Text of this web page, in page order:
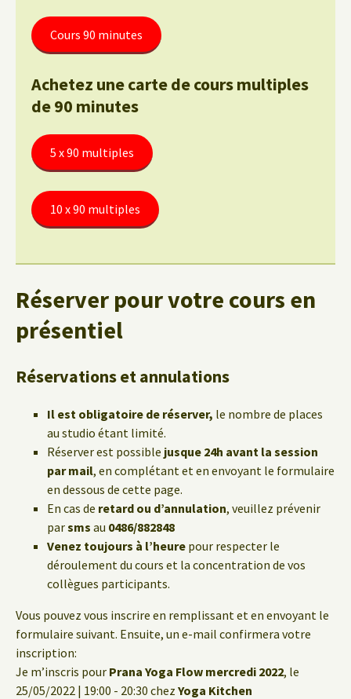
Cours 90 minutes
Achetez une carte de cours multiples
de 90 minutes
5 x 90 multiples
10 x 90 multiples
Réserver pour votre cours en
présentiel
Réservations et annulations
Il est obligatoire de réserver, le nombre de places
au studio étant limité.
Réserver est possible jusque 24h avant la session
par mail, en complétant et en envoyant le formulaire
en dessous de cette page.
En cas de retard ou d’annulation, veuillez prévenir
parsms au 0486/882848
Venez toujours à l’heure pour respecter le
déroulement du cours et la concentration de vos
collègues participants.
Vous pouvez vous inscrire en remplissant et en envoyant le
formulaire suivant. Ensuite, un e-mail confirmera votre
inscription:
Je m’inscris pour Prana Yoga Flow mercredi 2022, le
25/05/2022 | 19:00 - 20:30 chez Yoga Kitchen